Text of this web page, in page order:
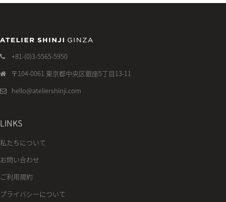
+81-(0)3-5565-5950
〒104-0061 東京都中央区銀座5丁目13-11
hello@ateliershinji.com
LINKS
私たちについて
お問い合わせ
ご利用規約
プライバシーについて